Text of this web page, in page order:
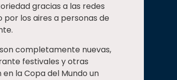
gracias a las redes
por los aires a personas de
completamente nuevas,
festivales y otras
la Copa del Mundo un